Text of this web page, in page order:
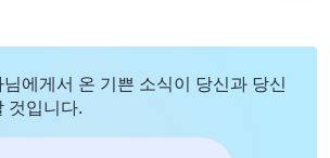
에게서 온 기쁜 소식이 당신과 당신
것입니다.